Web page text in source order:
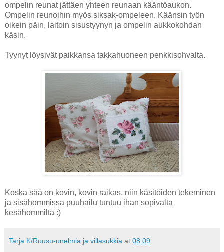
ompelin reunat jättäen yhteen reunaan kääntöaukon.
Ompelin reunoihin myös siksak-ompeleen. Käänsin työn
oikein päin, laitoin sisustyynyn ja ompelin aukkokohdan
käsin.
Tyynyt löysivät paikkansa takkahuoneen penkkisohvalta.
Koska sää on kovin, kovin raikas, niin käsitöiden tekeminen
ja sisähommissa puuhailu tuntuu ihan sopivalta
kesähommilta :)
Tarja K/Ruusu-unelmia ja villasukkia at 08:09